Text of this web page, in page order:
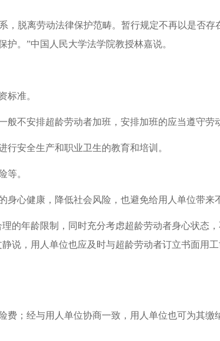
，脱离劳动法律保护范畴。暂行规定不再以是否
。”中国人民大学法学院教授林嘉说。
标准。
不安排超龄劳动者加班，安排加班的应当遵守劳
安全生产和职业卫生的教育和培训。
等。
心健康，降低社会风险，也避免给用人单位带来
的年龄限制，同时充分考虑超龄劳动者身心状态
说，用人单位也应及时与超龄劳动者订立书面用
；经与用人单位协商一致，用人单位也可为其缴